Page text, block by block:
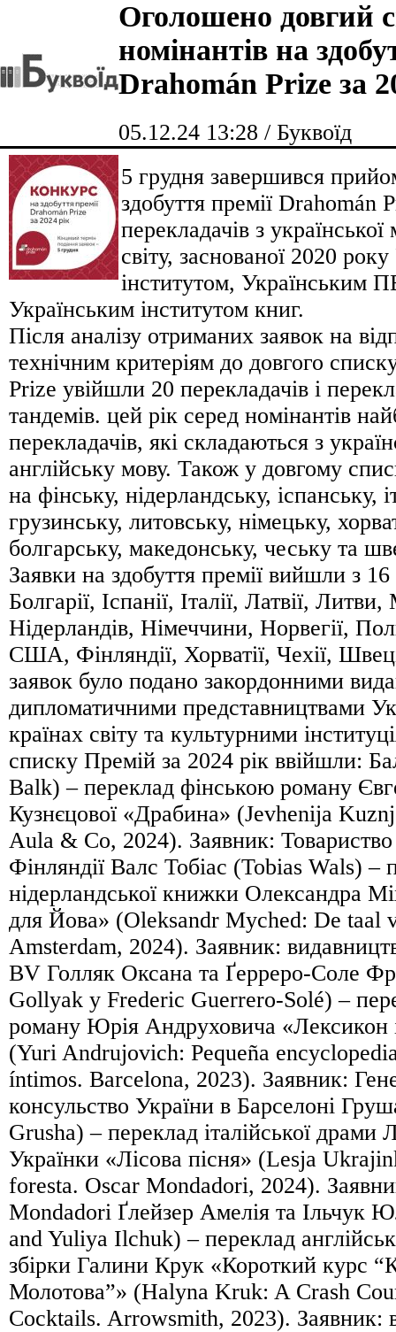
Оголошено довгий
номінантів на
Drahomán Prize за
05.12.24 13:28 / Буквоїд
5 грудня завершився
здобуття премії Drahomán
перекладачів з
світу, заснованої 2020
інститутом, Українським
Українським інститутом книг.
Після аналізу отриманих заявок на
технічним критеріям до довгого
Prize увійшли 20 перекладачів і
тандемів. цей рік серед номінантів
перекладачів, які складаються з
англійську мову. Також у довгому
на фінську, нідерландську, іспанську,
грузинську, литовську, німецьку,
болгарську, македонську, чеську та
Заявки на здобуття премії вийшли з
Болгарії, Іспанії, Італії, Латвії,
Нідерландів, Німеччини, Норвегії,
США, Фінляндії, Хорватії, Чехії,
заявок було подано закордонними
дипломатичними представництвами
країнах світу та культурними
списку Премій за 2024 рік ввійшли:
Balk) – переклад фінською роману
Кузнєцової «Драбина» (Jevhenija
Aula & Co, 2024). Заявник: Товариство
Фінляндії Валс Тобіас (Tobias Wals) –
нідерландської книжки Олександра
для Йова» (Oleksandr Myched: De taal
Amsterdam, 2024). Заявник:
BV Голляк Оксана та Ґерреро-Соле
Gollyak y Frederic Guerrero-Solé) –
роману Юрія Андруховича «Лексикон
(Yuri Andrujovich: Pequeña
íntimos. Barcelona, ​​2023). Заявник:
консульство України в Барселоні
Grusha) – переклад італійської драми
Українки «Лісова пісня» (Lesja
foresta. Oscar Mondadori, 2024).
Mondadori Ґлейзер Амелія та Ільчук
and Yuliya Ilchuk) – переклад
збірки Галини Крук «Короткий курс
Молотова”» (Halyna Kruk: A Crash
Cocktails. Arrowsmith, 2023). Заявник: